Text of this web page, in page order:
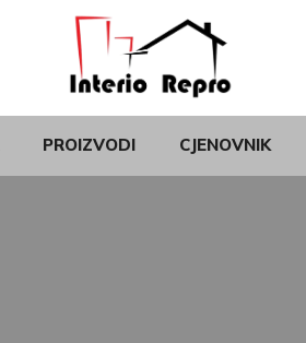
PROIZVODI CJENOVNIK